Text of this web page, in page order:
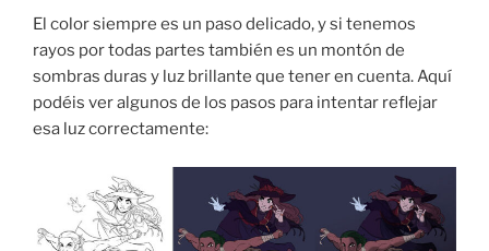
El color siempre es un paso delicado, y si tenemos
rayos por todas partes también es un montón de
sombras duras y luz brillante que tener en cuenta. Aquí
podéis ver algunos de los pasos para intentar reflejar
esa luz correctamente: